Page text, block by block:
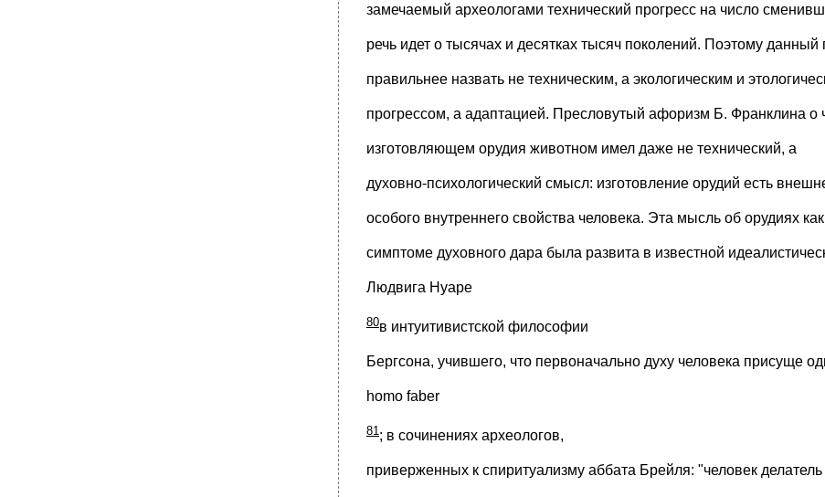
замечаемый археологами технический прогресс на число
речь идет о тысячах и десятках тысяч поколений. Поэтому данный
правильнее назвать не техническим, а экологическим и
прогрессом, а адаптацией. Пресловутый афоризм Б. Франклина о
изготовляющем орудия животном имел даже не технический, а
духовно-психологический смысл: изготовление орудий есть
особого внутреннего свойства человека. Эта мысль об орудиях
симптоме духовного дара была развита в известной
Людвига Нуаре
80в интуитивистской философии
Бергсона, учившего, что первоначально духу человека присуще
homo faber
81; в сочинениях археологов,
приверженных к спиритуализму аббата Брейля: "человек делатель